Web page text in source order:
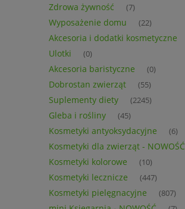
Zdrowa żywność (7)
Wyposażenie domu (22)
Akcesoria i dodatki kosmetyczne
Ulotki (0)
Akcesoria baristyczne (0)
Dobrostan zwierząt (55)
Suplementy diety (2245)
Gleba i rośliny (45)
Kosmetyki antyoksydacyjne (6)
Kosmetyki dla zwierząt - NOWOŚĆ
Kosmetyki kolorowe (10)
Kosmetyki lecznicze (447)
Kosmetyki pielęgnacyjne (807)